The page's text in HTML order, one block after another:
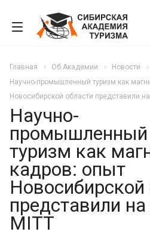
Главная Об Академии
Новости
Научно-промышленный туризм как
Новосибирской области представили
Научно-
промышленный
туризм как
кадров: опыт
Новосибирской
представили
MITT